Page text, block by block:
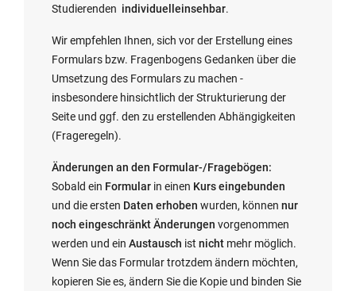
f
n
e
t:
f
f
n
e
t:
Studierenden individuell einsehbar.
Wir empfehlen Ihnen, sich vor der Erstellung eines
Formulars bzw. Fragenbogens Gedanken über die
Umsetzung des Formulars zu machen -
insbesondere hinsichtlich der Strukturierung der
Seite und ggf. den zu erstellenden Abhängigkeiten
(Frageregeln).
Änderungen an den Formular-/Fragebögen:
Sobald ein Formular in einen Kurs eingebunden
und die ersten Daten erhoben wurden, können nur
noch eingeschränkt Änderungen vorgenommen
werden und ein Austausch ist nicht mehr möglich.
Wenn Sie das Formular trotzdem ändern möchten,
kopieren Sie es, ändern Sie die Kopie und binden Sie